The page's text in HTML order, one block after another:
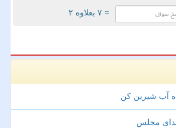
= ۷ بعلاوه ۲
آب شیرین کن
مجلس